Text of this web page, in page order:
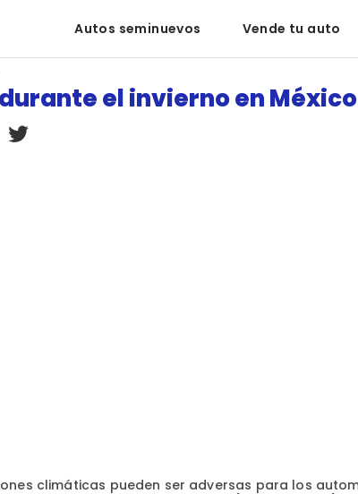
Autos seminuevos Vende tu auto
el invierno en México
climáticas pueden ser adversas para los